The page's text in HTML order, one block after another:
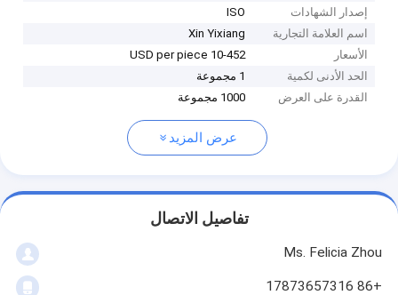
إصدار الشهادات
ISO
اسم العلامة التجارية
Xin Yixiang
الأسعار
10-452 USD per piece
الحد الأدنى لكمية
1 مجموعة
القدرة على العرض
1000 مجموعة
عرض المزيد
تفاصيل الاتصال
Ms. Felicia Zhou
+86 17873657316